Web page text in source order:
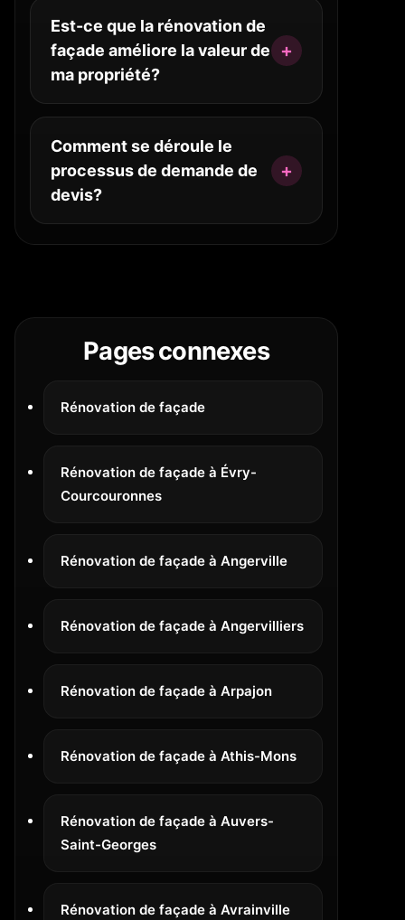
Est-ce que la rénovation de
façade améliore la valeur de
ma propriété?
Comment se déroule le
processus de demande de
devis?
Pages connexes
Rénovation de façade
Rénovation de façade à Évry-
Courcouronnes
Rénovation de façade à Angerville
Rénovation de façade à Angervilliers
Rénovation de façade à Arpajon
Rénovation de façade à Athis-Mons
Rénovation de façade à Auvers-
Saint-Georges
Rénovation de façade à Avrainville